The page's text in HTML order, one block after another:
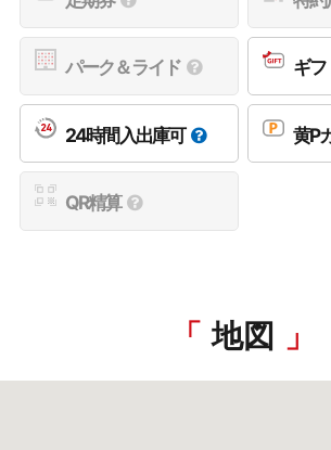
パーク＆ライド ギ
24時間入出庫可 黄P
QR精算
地図